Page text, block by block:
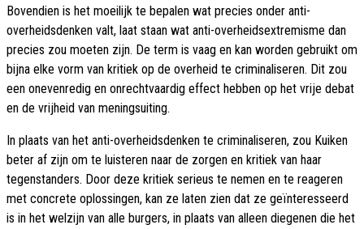
Bovendien is het moeilijk te bepalen wat precies onder anti-
overheidsdenken valt, laat staan wat anti-overheidsextremisme dan
precies zou moeten zijn. De term is vaag en kan worden gebruikt om
bijna elke vorm van kritiek op de overheid te criminaliseren. Dit zou
een onevenredig en onrechtvaardig effect hebben op het vrije debat
en de vrijheid van meningsuiting.
In plaats van het anti-overheidsdenken te criminaliseren, zou Kuiken
beter af zijn om te luisteren naar de zorgen en kritiek van haar
tegenstanders. Door deze kritiek serieus te nemen en te reageren
met concrete oplossingen, kan ze laten zien dat ze geïnteresseerd
is in het welzijn van alle burgers, in plaats van alleen diegenen die het